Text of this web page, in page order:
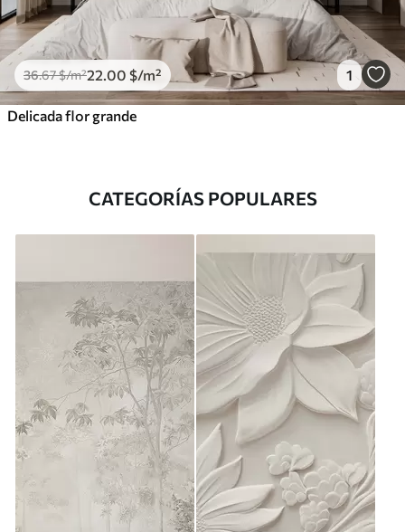
36.67$/m²22 .00 $/m² 1
Delicada flor grande
CATEGORÍAS POPULARES